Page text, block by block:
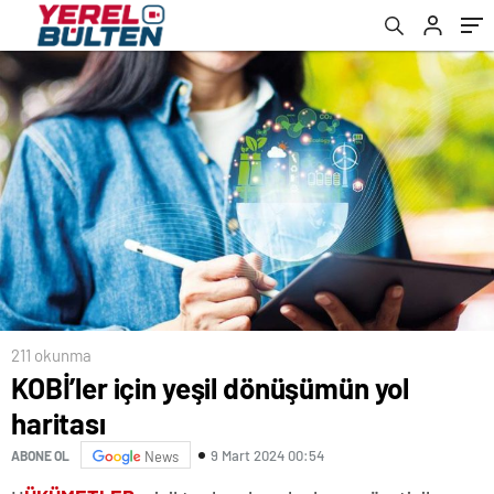
211 okunma
KOBİ’ler için yeşil dönüşümün yol
haritası
ABONE OL News 9 Mart 2024 00:54